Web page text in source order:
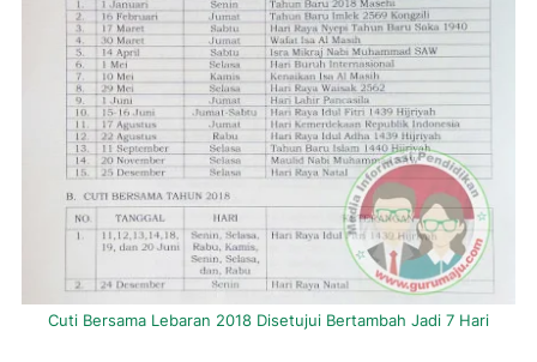
Cuti Bersama Lebaran 2018 Disetujui Bertambah Jadi 7 Hari